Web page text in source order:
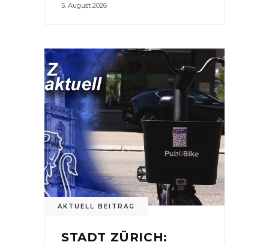
5. August 2026
AKTUELL BEITRAG
STADT ZÜRICH: